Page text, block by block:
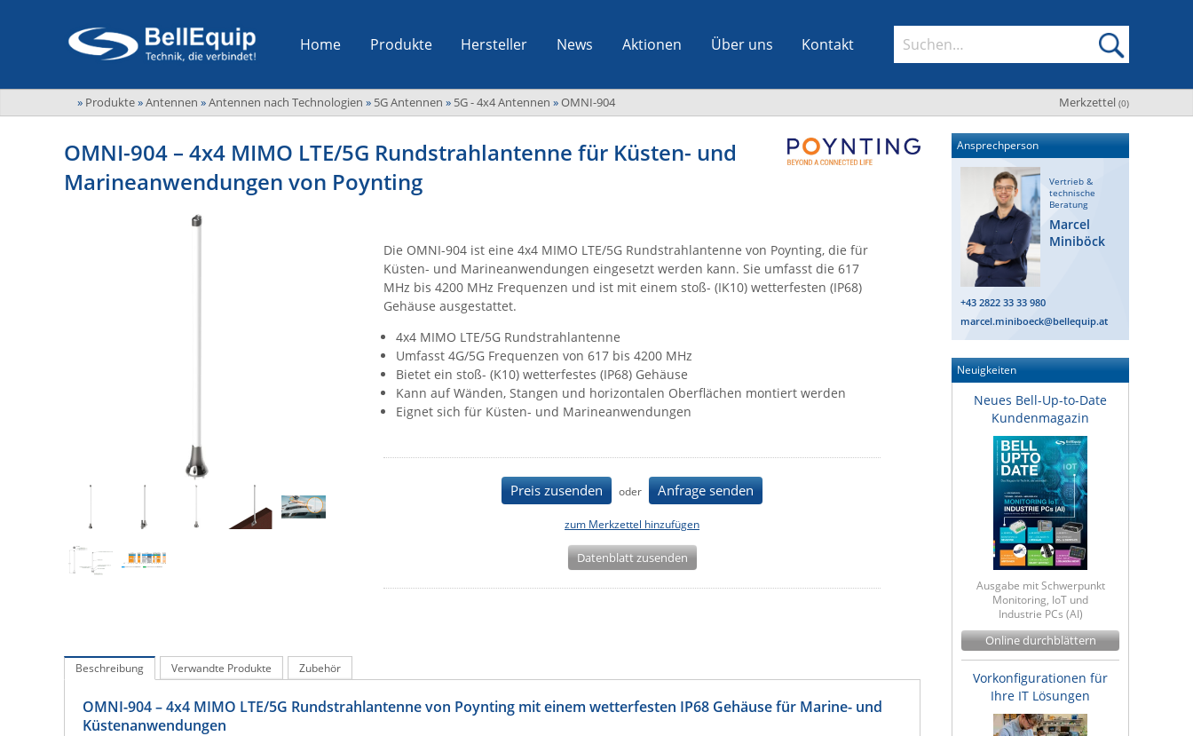
Home Produkte Hersteller News Aktionen Über uns Kontakt
Merkzettel (0)
» Produkte»Antennen »Antennen nach Technologien » 5G Antennen » 5G - 4x4 Antennen »OMNI-904
OMNI-904 – 4x4 MIMO LTE/5G Rundstrahlantenne für Küsten- und
Marineanwendungen von Poynting
Die OMNI-904 ist eine 4x4 MIMO LTE/5G Rundstrahlantenne von Poynting, die für
Küsten- und Marineanwendungen eingesetzt werden kann. Sie umfasst die 617
MHz bis 4200 MHz Frequenzen und ist mit einem stoß- (IK10) wetterfesten (IP68)
Gehäuse ausgestattet.
4x4 MIMO LTE/5G Rundstrahlantenne
Umfasst 4G/5G Frequenzen von 617 bis 4200 MHz
Bietet ein stoß- (K10) wetterfestes (IP68) Gehäuse
Kann auf Wänden, Stangen und horizontalen Oberflächen montiert werden
Eignet sich für Küsten- und Marineanwendungen
Preis zusenden oder Anfrage senden
zum Merkzettel hinzufügen
Datenblatt zusenden
Beschreibung Verwandte Produkte Zubehör
OMNI-904 – 4x4 MIMO LTE/5G Rundstrahlantenne von Poynting mit einem wetterfesten IP68 Gehäuse für Marine- und
Küstenanwendungen
Ansprechperson
Vertrieb &
technische
Beratung
Marcel
Miniböck
+43 2822 33 33 980
marcel.miniboeck@bellequip.at
Neuigkeiten
Neues Bell-Up-to-Date
Kundenmagazin
Ausgabe mit Schwerpunkt
Monitoring, IoT und
Industrie PCs (AI)
Online durchblättern
Vorkonfigurationen für
Ihre IT Lösungen